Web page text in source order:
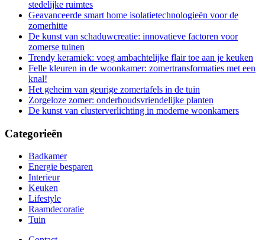
stedelijke ruimtes
Geavanceerde smart home isolatietechnologieën voor de
zomerhitte
De kunst van schaduwcreatie: innovatieve factoren voor
zomerse tuinen
Trendy keramiek: voeg ambachtelijke flair toe aan je keuken
Felle kleuren in de woonkamer: zomertransformaties met een
knal!
Het geheim van geurige zomertafels in de tuin
Zorgeloze zomer: onderhoudsvriendelijke planten
De kunst van clusterverlichting in moderne woonkamers
Categorieën
Badkamer
Energie besparen
Interieur
Keuken
Lifestyle
Raamdecoratie
Tuin